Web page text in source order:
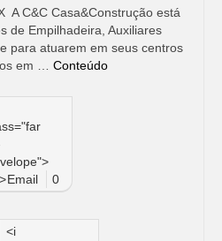
A C&C Casa&Construção está
de Empilhadeira, Auxiliares
para atuarem em seus centros
em … Conteúdo
Email 0
<i